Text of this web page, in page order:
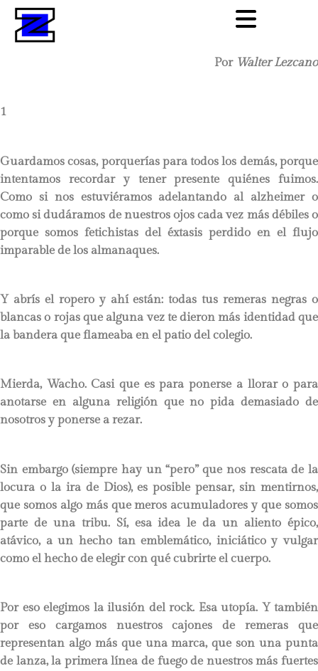
Por Walter Lezcano
1
Guardamos cosas, porquerías para todos los demás, porque
intentamos recordar y tener presente quiénes fuimos.
Como si nos estuviéramos adelantando al alzheimer o
como si dudáramos de nuestros ojos cada vez más débiles o
porque somos fetichistas del éxtasis perdido en el flujo
imparable de los almanaques.
Y abrís el ropero y ahí están: todas tus remeras negras o
blancas o rojas que alguna vez te dieron más identidad que
la bandera que flameaba en el patio del colegio.
Mierda, Wacho. Casi que es para ponerse a llorar o para
anotarse en alguna religión que no pida demasiado de
nosotros y ponerse a rezar.
Sin embargo (siempre hay un “pero” que nos rescata de la
locura o la ira de Dios), es posible pensar, sin mentirnos,
que somos algo más que meros acumuladores y que somos
parte de una tribu. Sí, esa idea le da un aliento épico,
atávico, a un hecho tan emblemático, iniciático y vulgar
como el hecho de elegir con qué cubrirte el cuerpo.
Por eso elegimos la ilusión del rock. Esa utopía. Y también
por eso cargamos nuestros cajones de remeras que
representan algo más que una marca, que son una punta
de lanza, la primera línea de fuego de nuestros más fuertes